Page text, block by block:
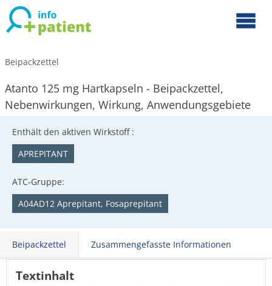
Beipackzettel
Atanto 125 mg Hartkapseln - Beipackzettel,
Nebenwirkungen, Wirkung, Anwendungsgebiete
Enthält den aktiven Wirkstoff :
APREPITANT
ATC-Gruppe:
A04AD12 Aprepitant, Fosaprepitant
Beipackzettel Zusammengefasste Informationen
Textinhalt